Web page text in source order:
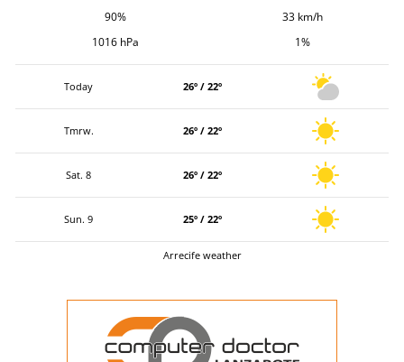
90%
33 km/h
1016 hPa
1%
Today 26º / 22º
Tmrw. 26º / 22º
Sat. 8 26º / 22º
Sun. 9 25º / 22º
Arrecife weather